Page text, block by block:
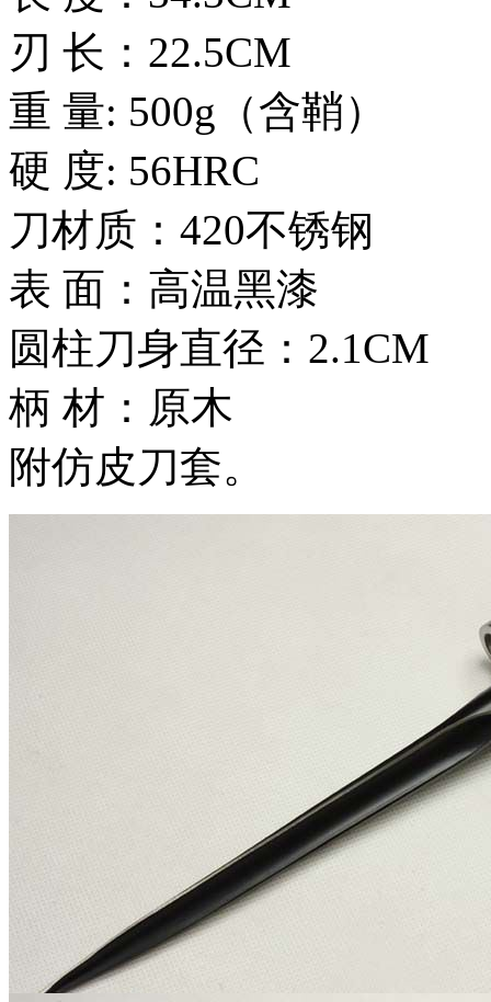
刃 长：22.5CM
重 量: 500g（含鞘）
硬 度: 56HRC
刀材质：420不锈钢
表 面：高温黑漆
圆柱刀身直径：2.1CM
柄 材：原木
附仿皮刀套。